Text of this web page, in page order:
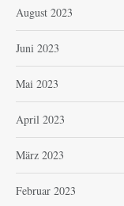
August 2023
Juni 2023
Mai 2023
April 2023
März 2023
Februar 2023